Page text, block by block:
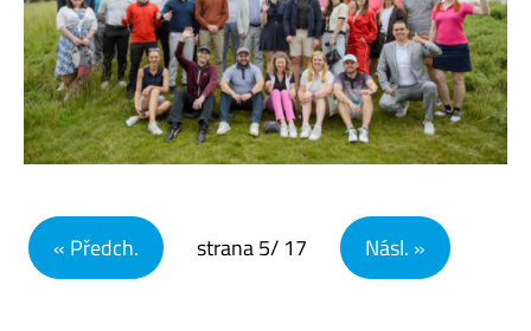
Navigace pro příspěvky
« Předch. strana5/ 17 Násl. »